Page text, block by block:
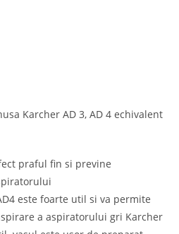
Karcher AD 3, AD 4 echivalent
praful fin si previne
este foarte util si va permite
a aspiratorului gri Karcher